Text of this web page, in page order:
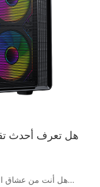
هل تعرف أحدث
هل أنت من عشاق